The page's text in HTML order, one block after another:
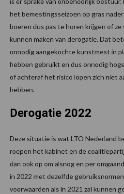
het bemestingsseizoen op gras
boeren dus pas te horen krijgen of
kunnen maken van derogatie. Dat
onnodig aangekochte kunstmest in
hebben gebruikt en dus onnodig
of achteraf het risico lopen zich niet
hebben.
Derogatie 2022
Deze situatie is wat LTO Nederland
roepen het kabinet en de
dan ook op om alsnog en per
in 2022 met dezelfde
voorwaarden als in 2021 zal kunnen